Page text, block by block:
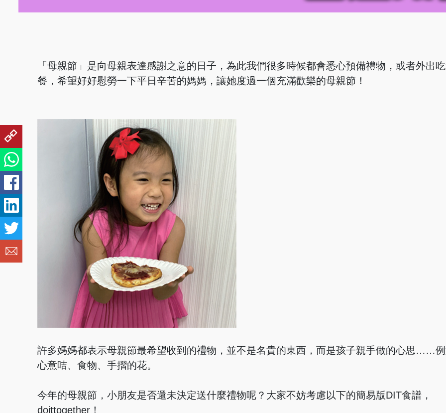
「母親節」是向母親表達感謝之意的日子，為此我們很多時候都會悉心預備禮物，或者外出
餐，希望好好慰勞一下平日辛苦的媽媽，讓她度過一個充滿歡樂的母親節！
許多媽媽都表示母親節最希望收到的禮物，並不是名貴的東西，而是孩子親手做的心思……
心意咭、食物、手摺的花。
今年的母親節，小朋友是否還未決定送什麼禮物呢？大家不妨考慮以下的簡易版DIT食譜，
doittogether！